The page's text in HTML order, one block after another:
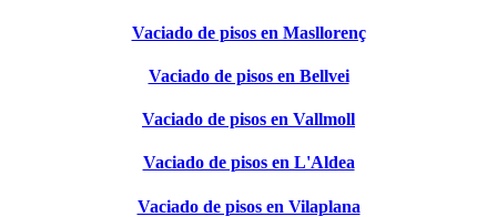
Vaciado de pisos en Masllorenç
Vaciado de pisos en Bellvei
Vaciado de pisos en Vallmoll
Vaciado de pisos en L'Aldea
Vaciado de pisos en Vilaplana